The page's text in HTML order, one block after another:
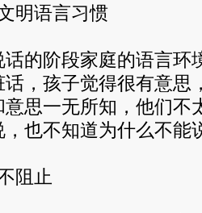
语言习惯
阶段家庭的语言环
，孩子觉得很有意思
思一无所知，他们不
也不知道为什么不能
阻止